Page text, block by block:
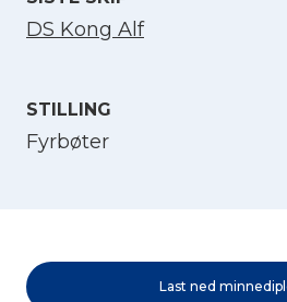
DS Kong Alf
STILLING
Fyrbøter
Last ned